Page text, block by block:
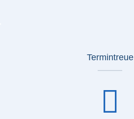
Termintreue